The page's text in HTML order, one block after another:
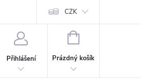
CZK
Přihlášení
NÁKUPNÍ
Prázdný košík